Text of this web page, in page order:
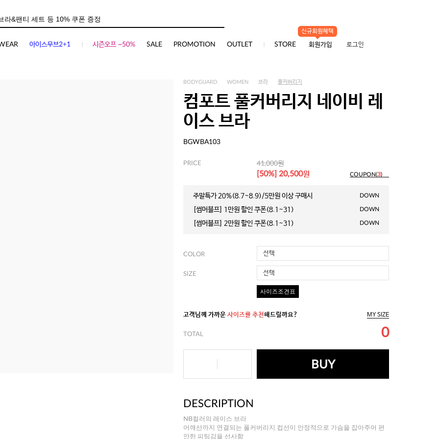
아이스무브2+1 시즌오프 ~50% SALE PROMOTION OUTLET STORE
신규회원혜택
회원가입 로그인
BODYGUARD. WOMEN 브라 풀커버리지
컴포트 풀커버리지 네이비 레
이스 브라
BGWBA103
PRICE 41,000원
[50%] 20,500원 COUPON(3)
주말특가 20%(8.7~8.9)/5만원 이상 구매시 DOWN
[썸머블프] 1만원 할인 쿠폰(8.1~31) DOWN
[썸머블프] 2만원 할인 쿠폰(8.1~31) DOWN
COLOR 선택
SIZE 선택
사이즈조견표
고객님께 가까운 사이즈를 추천해드릴까요? MY SIZE
TOTAL 0
BUY
DESCRIPTION
NB컬러의 레이스 브라
어깨선까지 연결되는 풀커버리지 컵선이 안정적으로 가슴을 잡아주어 편
안한 피팅감을 선사함